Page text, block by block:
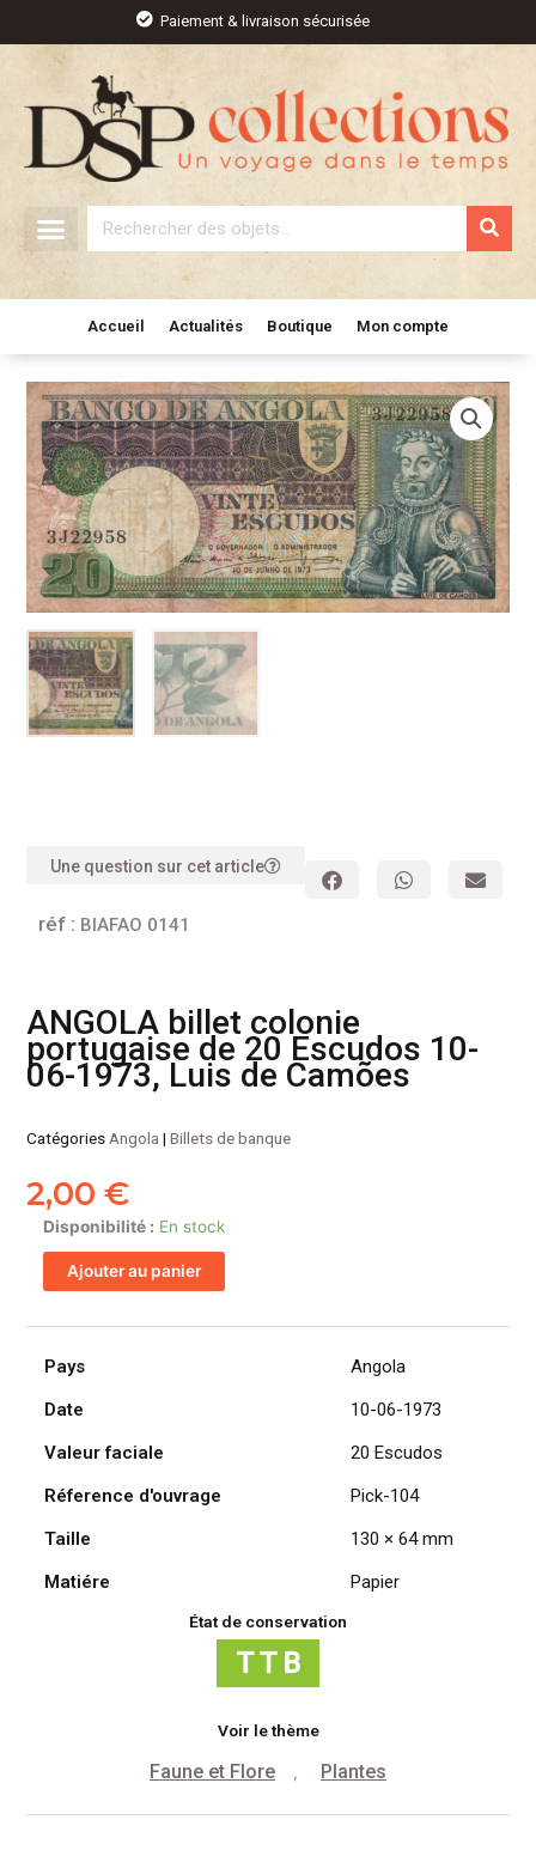
contenu
Paiement & livraison sécurisée
Rechercher
Accueil Actualités Boutique Mon compte
Une question sur cet article
réf : BIAFAO 0141
ANGOLA billet colonie
portugaise de 20 Escudos 10-
06-1973, Luis de Camões
Catégories Angola |Billets de banque
2,00€
Disponibilité : En stock
quantité
de
ANGOLA
colonie
portugaise
10-
06-
Luis
Camões
Ajouter au panier
Pays
Angola
Date
10-06-1973
Valeur faciale
20 Escudos
Réference d'ouvrage
Pick-104
Taille
130 × 64 mm
Matiére
Papier
État de conservation
Voir le thème
Faune et Flore , Plantes